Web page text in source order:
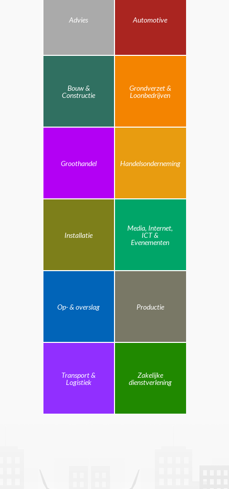
Advies Automotive
Bouw &
Constructie
Grondverzet &
Loonbedrijven
Groothandel Handelsonderneming
Installatie
Media, Internet,
ICT &
Evenementen
Op- & overslag Productie
Transport &
Logistiek
Zakelijke
dienstverlening